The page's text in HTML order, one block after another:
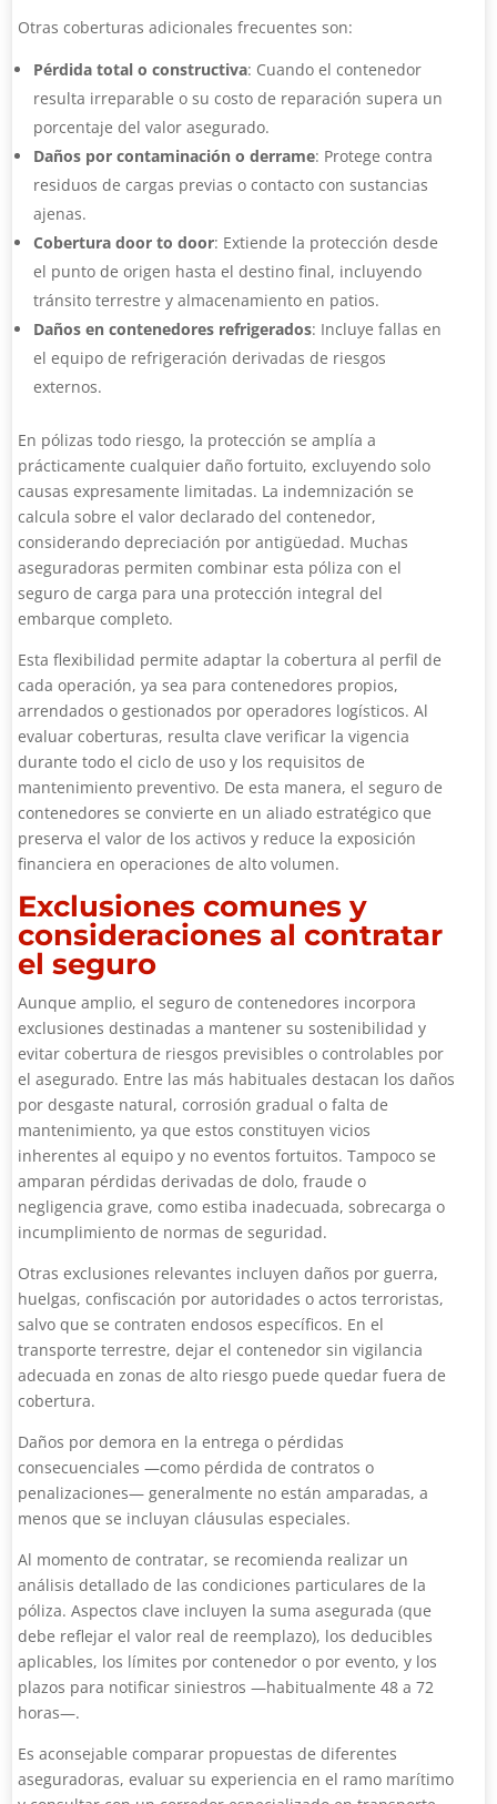
Otras coberturas adicionales frecuentes son:
Pérdida total o constructiva: Cuando el contenedor
resulta irreparable o su costo de reparación supera un
porcentaje del valor asegurado.
Daños por contaminación o derrame: Protege contra
residuos de cargas previas o contacto con sustancias
ajenas.
Cobertura door to door: Extiende la protección desde
el punto de origen hasta el destino final, incluyendo
tránsito terrestre y almacenamiento en patios.
Daños en contenedores refrigerados: Incluye fallas en
el equipo de refrigeración derivadas de riesgos
externos.
En pólizas todo riesgo, la protección se amplía a
prácticamente cualquier daño fortuito, excluyendo solo
causas expresamente limitadas. La indemnización se
calcula sobre el valor declarado del contenedor,
considerando depreciación por antigüedad. Muchas
aseguradoras permiten combinar esta póliza con el
seguro de carga para una protección integral del
embarque completo.
Esta flexibilidad permite adaptar la cobertura al perfil de
cada operación, ya sea para contenedores propios,
arrendados o gestionados por operadores logísticos. Al
evaluar coberturas, resulta clave verificar la vigencia
durante todo el ciclo de uso y los requisitos de
mantenimiento preventivo. De esta manera, el seguro de
contenedores se convierte en un aliado estratégico que
preserva el valor de los activos y reduce la exposición
financiera en operaciones de alto volumen.
Exclusiones comunes y
consideraciones al contratar
el seguro
Aunque amplio, el seguro de contenedores incorpora
exclusiones destinadas a mantener su sostenibilidad y
evitar cobertura de riesgos previsibles o controlables por
el asegurado. Entre las más habituales destacan los daños
por desgaste natural, corrosión gradual o falta de
mantenimiento, ya que estos constituyen vicios
inherentes al equipo y no eventos fortuitos. Tampoco se
amparan pérdidas derivadas de dolo, fraude o
negligencia grave, como estiba inadecuada, sobrecarga o
incumplimiento de normas de seguridad.
Otras exclusiones relevantes incluyen daños por guerra,
huelgas, confiscación por autoridades o actos terroristas,
salvo que se contraten endosos específicos. En el
transporte terrestre, dejar el contenedor sin vigilancia
adecuada en zonas de alto riesgo puede quedar fuera de
cobertura.
Daños por demora en la entrega o pérdidas
consecuenciales —como pérdida de contratos o
penalizaciones— generalmente no están amparadas, a
menos que se incluyan cláusulas especiales.
Al momento de contratar, se recomienda realizar un
análisis detallado de las condiciones particulares de la
póliza. Aspectos clave incluyen la suma asegurada (que
debe reflejar el valor real de reemplazo), los deducibles
aplicables, los límites por contenedor o por evento, y los
plazos para notificar siniestros —habitualmente 48 a 72
horas—.
Es aconsejable comparar propuestas de diferentes
aseguradoras, evaluar su experiencia en el ramo marítimo